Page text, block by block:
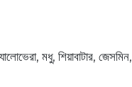
মধু, শিয়াবাটার,